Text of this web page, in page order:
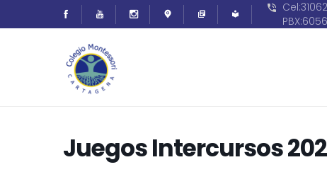
Juegos Intercursos